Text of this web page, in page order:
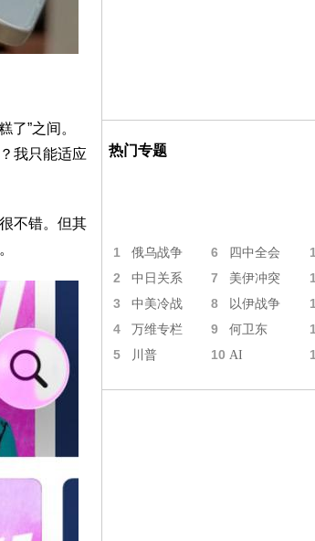
了”之间。
我只能适应
不错。但其
热门专题
1 俄乌战争 6 四中全会
2 中日关系 7 美伊冲突
3 中美冷战 8 以伊战争
4 万维专栏 9 何卫东
5 川普 10 AI